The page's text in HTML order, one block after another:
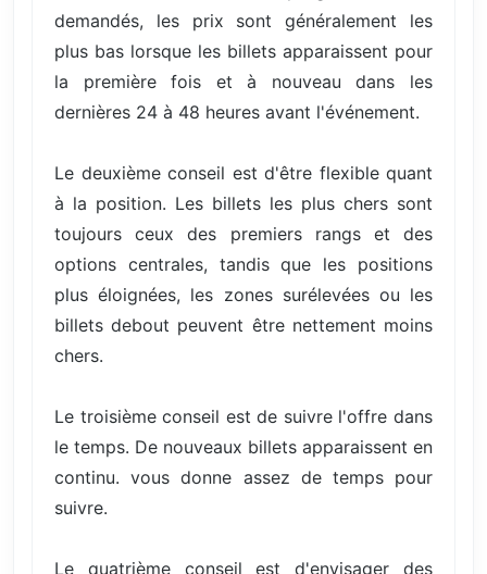
demandés, les prix sont généralement les
plus bas lorsque les billets apparaissent pour
la première fois et à nouveau dans les
dernières 24 à 48 heures avant l'événement.
Le deuxième conseil est d'être flexible quant
à la position. Les billets les plus chers sont
toujours ceux des premiers rangs et des
options centrales, tandis que les positions
plus éloignées, les zones surélevées ou les
billets debout peuvent être nettement moins
chers.
Le troisième conseil est de suivre l'offre dans
le temps. De nouveaux billets apparaissent en
continu. vous donne assez de temps pour
suivre.
Le quatrième conseil est d'envisager des